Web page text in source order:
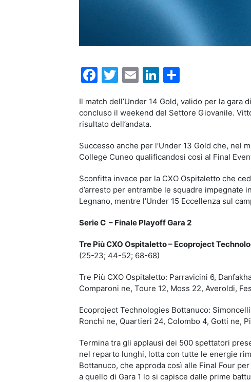
Facebook
Twitter
EmailLinkedIn
Il match dell’Under 14 Gold, valido per la
concluso il weekend del Settore Giovanile.
risultato dell’andata.
Successo anche per l’Under 13 Gold che, nel
College Cuneo qualificandosi così al Final
Sconfitta invece per la CXO Ospitaletto che
d’arresto per entrambe le squadre impegnate
Legnano, mentre l’Under 15 Eccellenza sul
Serie C – Finale Playoff Gara 2
Tre Più CXO Ospitaletto – Ecoproject
(25-23; 44-52; 68-68)
Tre Più CXO Ospitaletto: Parravicini 6,
Comparoni ne, Toure 12, Moss 22, Averoldi,
Ecoproject Technologies Bottanuco:
Ronchi ne, Quartieri 24, Colombo 4, Gotti ne,
Termina tra gli applausi dei 500 spettatori
nel reparto lunghi, lotta con tutte le energie
Bottanuco, che approda così alle Final Four
a quello di Gara 1 lo si capisce dalle prime